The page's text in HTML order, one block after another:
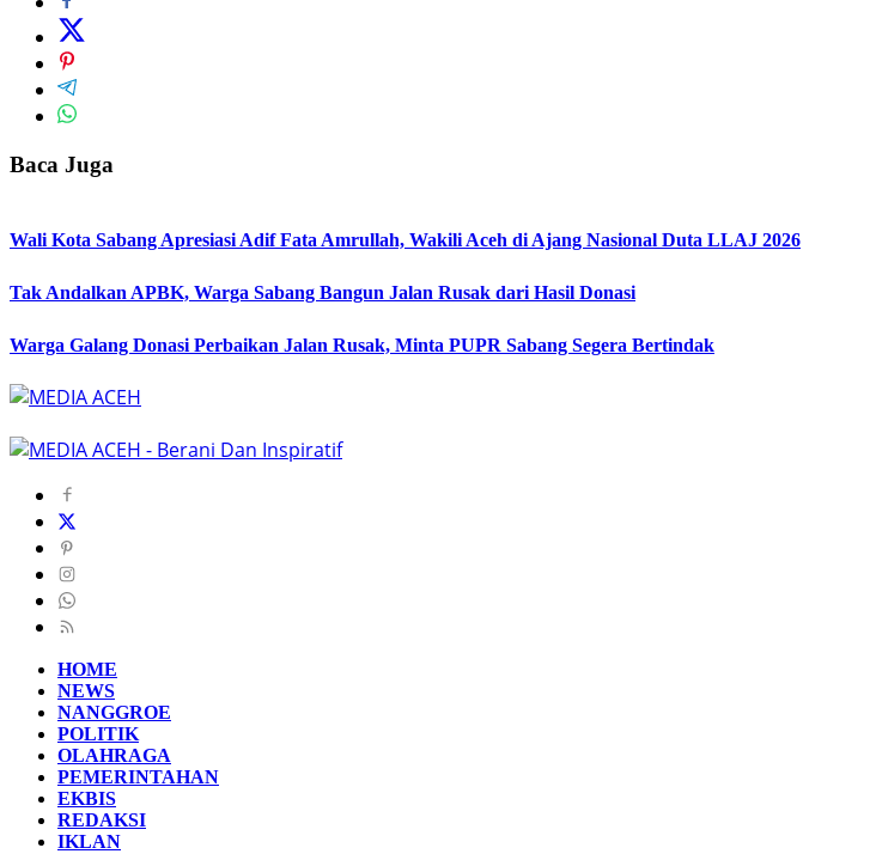
Baca Juga
Wali Kota Sabang Apresiasi Adif Fata Amrullah, Wakili Aceh di Ajang Nasional Duta LLAJ 2026
Tak Andalkan APBK, Warga Sabang Bangun Jalan Rusak dari Hasil Donasi
Warga Galang Donasi Perbaikan Jalan Rusak, Minta PUPR Sabang Segera Bertindak
HOME
NEWS
NANGGROE
POLITIK
OLAHRAGA
PEMERINTAHAN
EKBIS
REDAKSI
IKLAN